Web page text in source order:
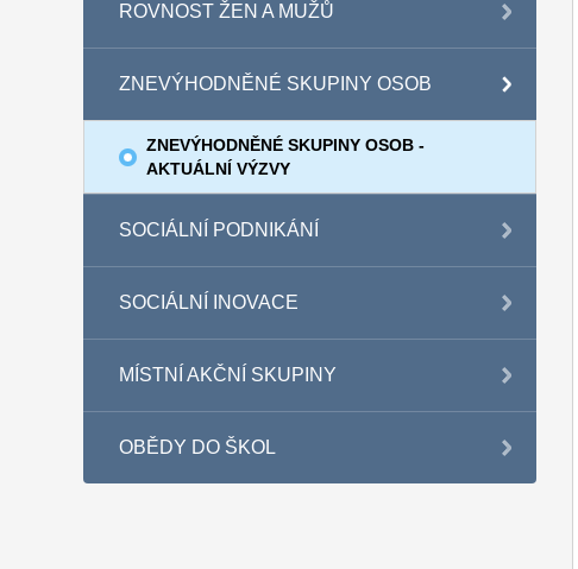
ROVNOST ŽEN A MUŽŮ
ZNEVÝHODNĚNÉ SKUPINY OSOB
ZNEVÝHODNĚNÉ SKUPINY OSOB -
AKTUÁLNÍ VÝZVY
SOCIÁLNÍ PODNIKÁNÍ
SOCIÁLNÍ INOVACE
MÍSTNÍ AKČNÍ SKUPINY
OBĚDY DO ŠKOL